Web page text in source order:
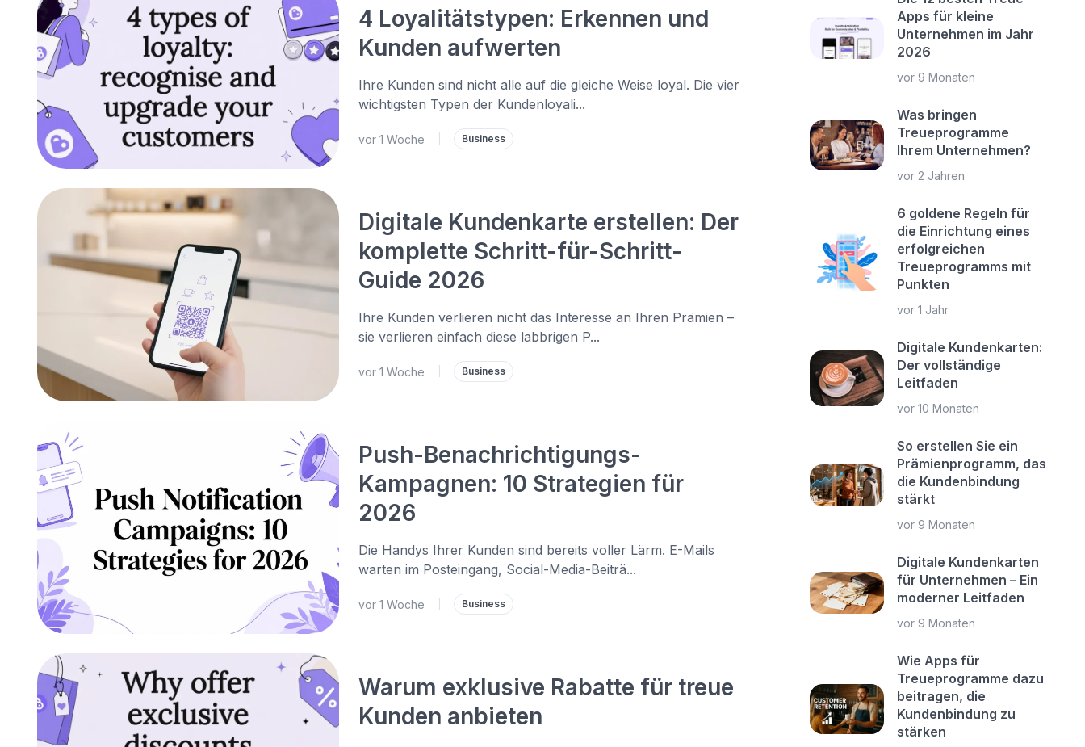
4 Loyalitätstypen: Erkennen und
Kunden aufwerten
Ihre Kunden sind nicht alle auf die gleiche Weise loyal. Die vier
wichtigsten Typen der Kundenloyali...
vor 1 Woche Business
Digitale Kundenkarte erstellen: Der
komplette Schritt-für-Schritt-
Guide 2026
Ihre Kunden verlieren nicht das Interesse an Ihren Prämien –
sie verlieren einfach diese labbrigen P...
vor 1 Woche Business
Push-Benachrichtigungs-
Kampagnen: 10 Strategien für
2026
Die Handys Ihrer Kunden sind bereits voller Lärm. E-Mails
warten im Posteingang, Social-Media-Beiträ...
vor 1 Woche Business
Warum exklusive Rabatte für treue
Kunden anbieten
Apps für kleine
Unternehmen im Jahr
2026
vor 9 Monaten
Was bringen
Treueprogramme
Ihrem Unternehmen?
vor 2 Jahren
6 goldene Regeln für
die Einrichtung eines
erfolgreichen
Treueprogramms mit
Punkten
vor 1 Jahr
Digitale Kundenkarten:
Der vollständige
Leitfaden
vor 10 Monaten
So erstellen Sie ein
Prämienprogramm, das
die Kundenbindung
stärkt
vor 9 Monaten
Digitale Kundenkarten
für Unternehmen – Ein
moderner Leitfaden
vor 9 Monaten
Wie Apps für
Treueprogramme dazu
beitragen, die
Kundenbindung zu
stärken